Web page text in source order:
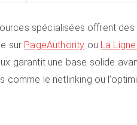
spécialisées offrent des
sur PageAuthority ou La
garantit une base solide
comme le netlinking ou